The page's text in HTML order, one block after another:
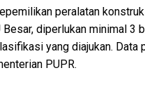
peralatan
diperlukan minimal 3
yang diajukan. Data
PUPR.